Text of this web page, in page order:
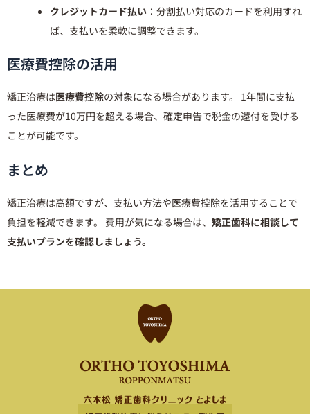
クレジットカード払い ：分割払い対応のカードを利用すれ
ば、支払いを柔軟に調整できます。
医療費控除の活用
矯正治療は医療費控除の対象になる場合があります。 1年間に支払
った医療費が10万円を超える場合、確定申告で税金の還付を受ける
ことが可能です。
まとめ
矯正治療は高額ですが、支払い方法や医療費控除を活用することで
負担を軽減できます。 費用が気になる場合は、 矯正歯科に相談して
支払いプランを確認しましょう。